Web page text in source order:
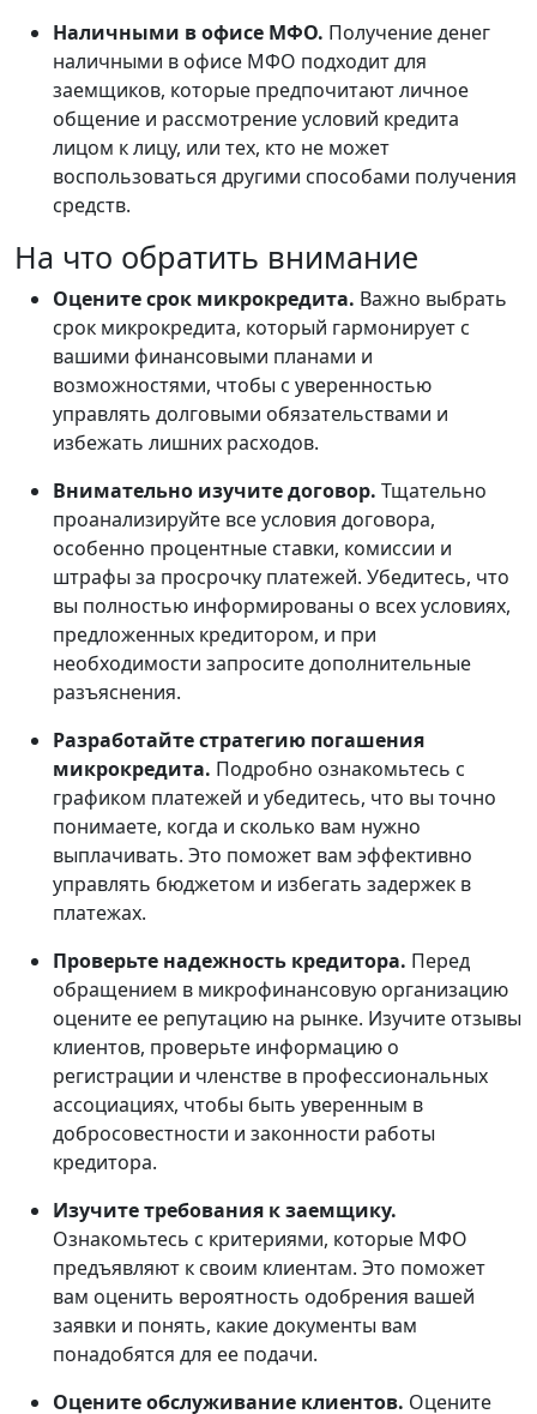
Наличными в офисе МФО. Получение денег
наличными в офисе МФО подходит для
заемщиков, которые предпочитают личное
общение и рассмотрение условий кредита
лицом к лицу, или тех, кто не может
воспользоваться другими способами получения
средств.
На что обратить внимание
Оцените срок микрокредита. Важно выбрать
срок микрокредита, который гармонирует с
вашими финансовыми планами и
возможностями, чтобы с уверенностью
управлять долговыми обязательствами и
избежать лишних расходов.
Внимательно изучите договор. Тщательно
проанализируйте все условия договора,
особенно процентные ставки, комиссии и
штрафы за просрочку платежей. Убедитесь, что
вы полностью информированы о всех условиях,
предложенных кредитором, и при
необходимости запросите дополнительные
разъяснения.
Разработайте стратегию погашения
микрокредита. Подробно ознакомьтесь с
графиком платежей и убедитесь, что вы точно
понимаете, когда и сколько вам нужно
выплачивать. Это поможет вам эффективно
управлять бюджетом и избегать задержек в
платежах.
Проверьте надежность кредитора. Перед
обращением в микрофинансовую организацию
оцените ее репутацию на рынке. Изучите отзывы
клиентов, проверьте информацию о
регистрации и членстве в профессиональных
ассоциациях, чтобы быть уверенным в
добросовестности и законности работы
кредитора.
Изучите требования к заемщику.
Ознакомьтесь с критериями, которые МФО
предъявляют к своим клиентам. Это поможет
вам оценить вероятность одобрения вашей
заявки и понять, какие документы вам
понадобятся для ее подачи.
Оцените обслуживание клиентов. Оцените